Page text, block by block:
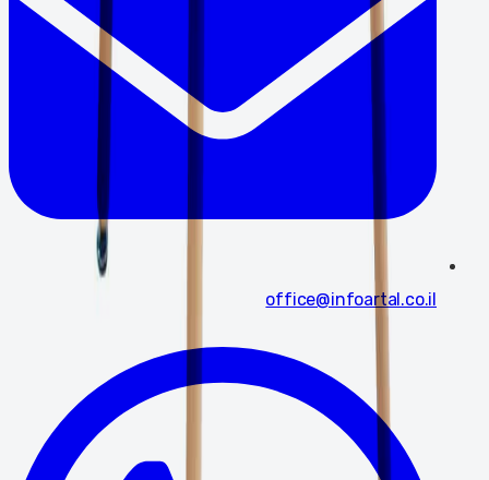
office@infoartal.co.il